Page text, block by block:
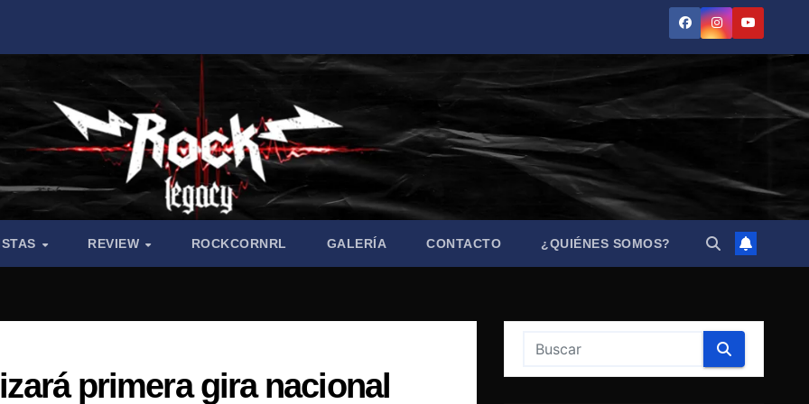
REVIEW ROCKCORNRL GALERÍA CONTACTO ¿QUIÉNES SOMOS?
primera gira nacional